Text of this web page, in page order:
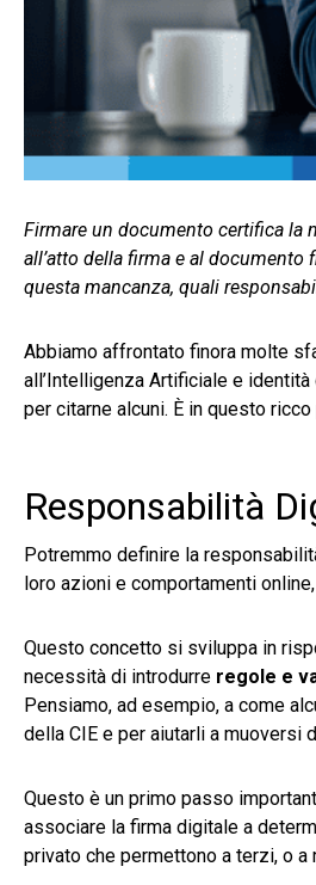
Firmare un documento certifica la
all’atto della firma e al
questa mancanza, quali
Abbiamo affrontato finora molte
all’Intelligenza Artificiale e
per citarne alcuni. È in questo
Responsabilità
Potremmo definire la
loro azioni e comportamenti
Questo concetto si sviluppa in
necessità di introdurre regole e
Pensiamo, ad esempio, a come
della CIE e per aiutarli a muoversi
Questo è un primo passo
associare la firma digitale a
privato che permettono a terzi, o